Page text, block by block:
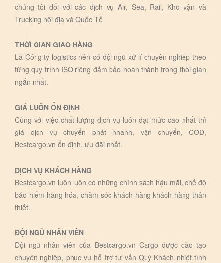
chúng tôi đối với các dịch vụ Air, Sea, Rail, Kho vận và
Trucking nội địa và Quốc Tế
THỜI GIAN GIAO HÀNG
Là Công ty logistics nên có đội ngũ xử lí chuyên nghiệp theo
từng quy trình ISO riêng đảm bảo hoàn thành trong thời gian
ngắn nhất.
GIÁ LUÔN ỔN ĐỊNH
Cùng với việc chất lượng dịch vụ luôn đạt mức cao nhất thì
giá dịch vụ chuyển phát nhanh, vận chuyển, COD,
Bestcargo.vn ổn định, ưu đãi nhất.
DỊCH VỤ KHÁCH HÀNG
Bestcargo.vn luôn luôn có những chính sách hậu mãi, chế độ
bảo hiểm hàng hóa, chăm sóc khách hàng khách hàng thân
thiết.
ĐỘI NGŨ NHÂN VIÊN
Đội ngũ nhân viên của Bestcargo.vn Cargo được đào tạo
chuyên nghiệp, phục vụ hỗ trợ tư vấn Quý Khách nhiệt tình